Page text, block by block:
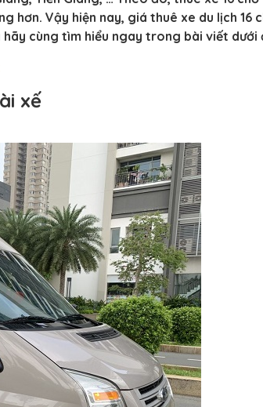
hơn. Vậy hiện nay, giá thuê xe du lịch 16
cùng tìm hiểu ngay trong bài viết dưới
xế